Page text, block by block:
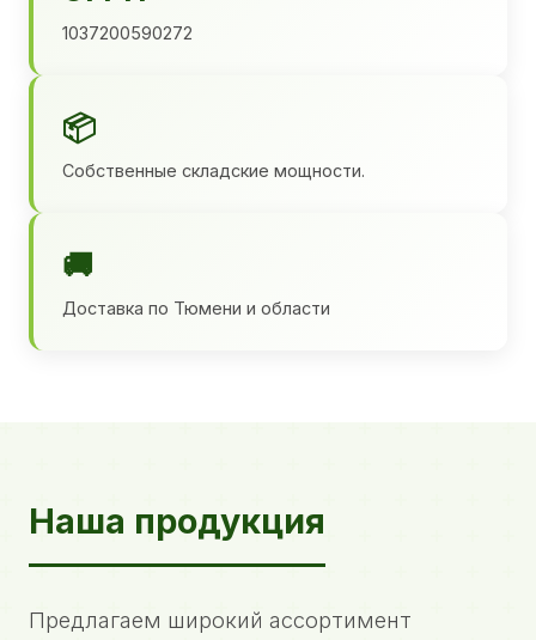
1037200590272
📦
Собственные складские мощности.
🚚
Доставка по Тюмени и области
Наша продукция
Предлагаем широкий ассортимент